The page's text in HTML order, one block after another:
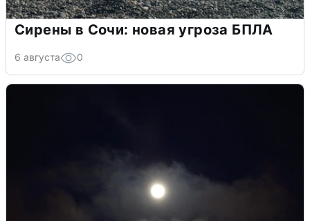
Сирены в Сочи: новая угроза БПЛА
6 августа 0